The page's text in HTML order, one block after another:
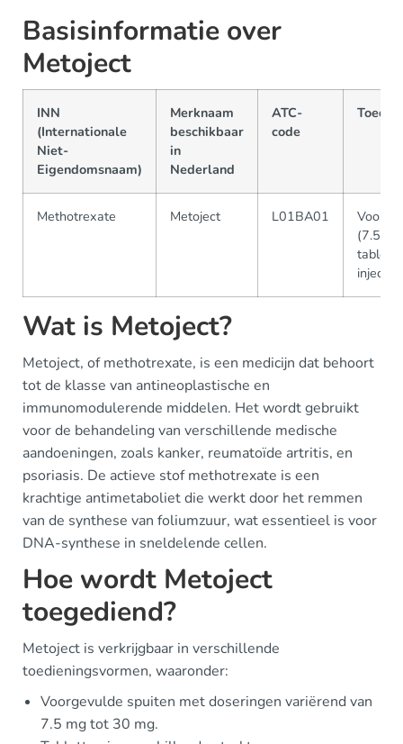
Basisinformatie over
Metoject
INN
(Internationale
Niet-
Eigendomsnaam)
Merknaam
beschikbaar
in
Nederland
ATC-
code
Methotrexate Metoject L01BA01
(7.5
Wat is Metoject?
Metoject, of methotrexate, is een medicijn dat behoort
tot de klasse van antineoplastische en
immunomodulerende middelen. Het wordt gebruikt
voor de behandeling van verschillende medische
aandoeningen, zoals kanker, reumatoïde artritis, en
psoriasis. De actieve stof methotrexate is een
krachtige antimetaboliet die werkt door het remmen
van de synthese van foliumzuur, wat essentieel is voor
DNA-synthese in sneldelende cellen.
Hoe wordt Metoject
toegediend?
Metoject is verkrijgbaar in verschillende
toedieningsvormen, waaronder:
Voorgevulde spuiten met doseringen variërend van
7.5 mg tot 30 mg.